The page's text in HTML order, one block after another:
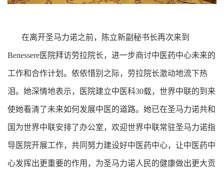
在离开圣马力诺之前，陈立新副秘书长再次来到
Benessere医院拜访劳拉院长，进一步商讨中医药中心未来的
工作和合作计划。依依惜别之际，劳拉院长激动地流下热
泪。她深情地表示，医院建立中医科30载，世界中联的到来
使她看清了未来如何发展中医的道路。她已在圣马力诺共和
国为世界中联安排了办公室，欢迎世界中联常驻圣马力诺指
导医院开展工作，共同努力建设好中医药中心，让中医药中
心发挥出更重要的作用，为圣马力诺人民的健康做出更大贡